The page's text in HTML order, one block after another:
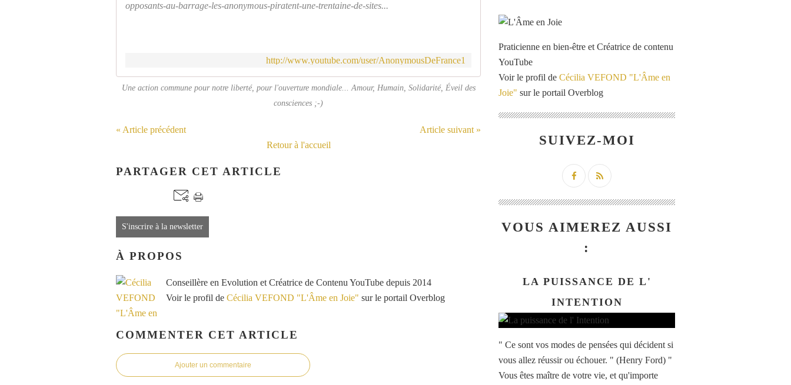
opposants-au-barrage-les-anonymous-piratent-une-trentaine-de-sites...
http://www.youtube.com/user/AnonymousDeFrance1
Une action commune pour notre liberté, pour l'ouverture mondiale... Amour, Humain, Solidarité, Éveil des
consciences ;-)
« Article précédent
Article suivant »
Retour à l'accueil
PARTAGER CET ARTICLE
S'inscrire à la newsletter
À PROPOS
Conseillère en Evolution et Créatrice de Contenu YouTube depuis 2014
Voir le profil de Cécilia VEFOND "L'Âme en Joie" sur le portail Overblog
COMMENTER CET ARTICLE
Ajouter un commentaire
Praticienne en bien-être et Créatrice de contenu
YouTube
Voir le profil de Cécilia VEFOND "L'Âme en
Joie" sur le portail Overblog
SUIVEZ-MOI
VOUS AIMEREZ AUSSI
:
LA PUISSANCE DE L'
INTENTION
" Ce sont vos modes de pensées qui décident si
vous allez réussir ou échouer. " (Henry Ford) "
Vous êtes maître de votre vie, et qu'importe